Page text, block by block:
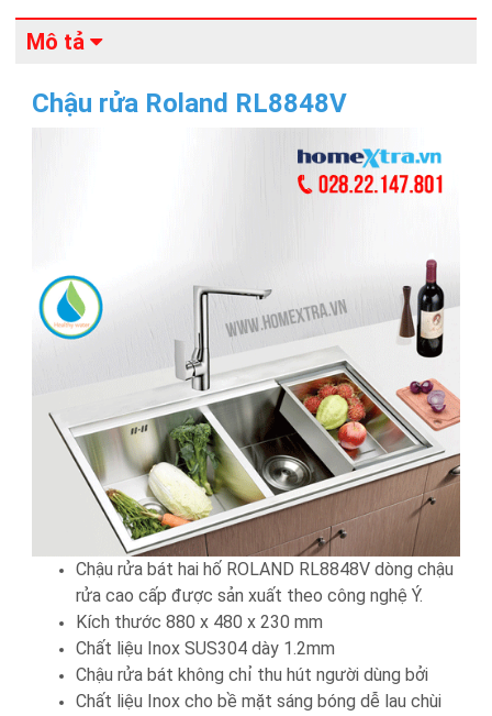
Mô tả
Chậu rửa Roland RL8848V
Chậu rửa bát hai hố ROLAND RL8848V dòng chậu
rửa cao cấp được sản xuất theo công nghệ Ý.
Kích thước 880 x 480 x 230 mm
Chất liệu Inox SUS304 dày 1.2mm
Chậu rửa bát không chỉ thu hút người dùng bởi
Chất liệu Inox cho bề mặt sáng bóng dễ lau chùi